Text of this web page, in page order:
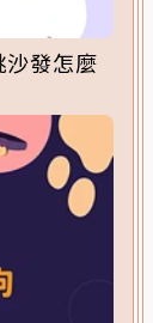
發怎麼